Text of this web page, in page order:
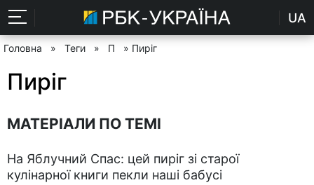
UA
Головна » Теги » П » Пиріг
Пиріг
МАТЕРІАЛИ ПО ТЕМІ
На Яблучний Спас: цей пиріг зі старої
кулінарної книги пекли наші бабусі